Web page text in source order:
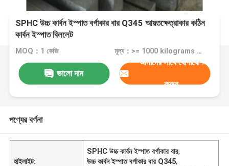
SPHC উচ্চ কার্বন ইস্পাত বর্গাকার বার Q345 আয়তক্ষেত্রাকার কঠিন
কার্বন ইস্পাত বিললেট
MOQ：1 কেজি মূল্য：>= 1000 kilograms $700.00
ভালো দাম
আমাদের সাথে যোগাযোগ
করুন
পণ্যের বর্ণনা
হাইলাইট:
SPHC উচ্চ কার্বন ইস্পাত বর্গাকার বার,
উচ্চ কার্বন ইস্পাত বর্গাকার বার Q345,